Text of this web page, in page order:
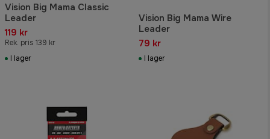
Vision Big Mama Classic
Leader
119 kr
Rek. pris 139 kr
I lager
Vision Big Mama Wire
Leader
79 kr
I lager